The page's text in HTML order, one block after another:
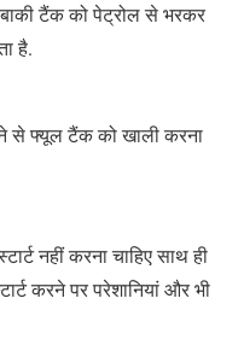
टैंक को पेट्रोल से भरकर
है.
से फ्यूल टैंक को खाली करना
नहीं करना चाहिए साथ ही
करने पर परेशानियां और भी